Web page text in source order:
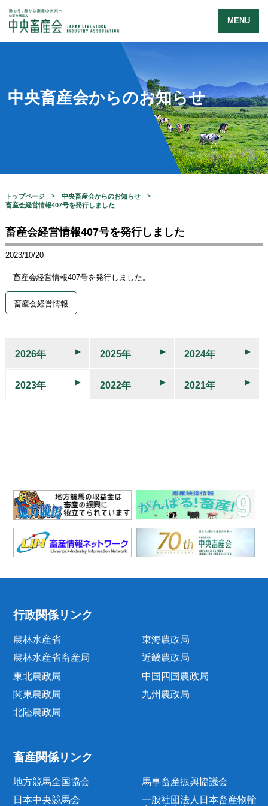
MENU
中央畜産会からのお知らせ
トップページ
中央畜産会からのお知らせ
畜産会経営情報407号を発行しました
畜産会経営情報407号を発行しました
2023/10/20
畜産会経営情報407号を発行しました。
畜産会経営情報
2026年 2025年 2024年
2023年 2022年 2021年
行政関係リンク
農林水産省
農林水産省畜産局
東北農政局
関東農政局
北陸農政局
東海農政局
近畿農政局
中国四国農政局
九州農政局
畜産関係リンク
地方競馬全国協会
日本中央競馬会
馬事畜産振興協議会
一般社団法人日本畜産物輸